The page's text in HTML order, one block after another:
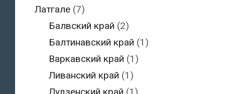
Латгале(7)
Балвский край (2)
Балтинавский край (1)
Варкавский край (1)
Ливанский край (1)